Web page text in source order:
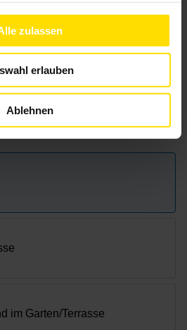
zulassen
erlauben
Ablehnen